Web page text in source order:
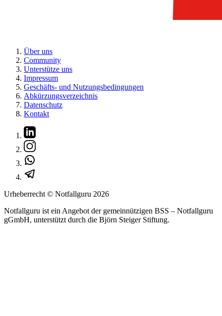
Über uns
Community
Unterstütze uns
Impressum
Geschäfts- und Nutzungsbedingungen
Abkürzungsverzeichnis
Datenschutz
Kontakt
Urheberrecht © Notfallguru 2026
Notfallguru ist ein Angebot der gemeinnützigen BSS – Notfallguru
gGmbH, unterstützt durch die Björn Steiger Stiftung.